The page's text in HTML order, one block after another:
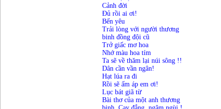
Cảnh đời
Đủ rồi ai ơi!
Bến yêu
Trải lòng với người thương
binh đồng đội cũ
Trở giấc mơ hoa
Nhớ màu hoa tím
Ta sẽ về thăm lại núi sông !!
Dân cần vần ngân!
Hạt lúa ra đi
Rồi sẽ ấm áp em ơi!
Lục bát giã từ
Bài thơ của một anh thương